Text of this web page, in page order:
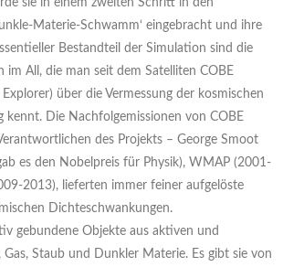
sie in einem zweiten Schritt in den
Materie-Schwamm‘ eingebracht und ihre
Bestandteil der Simulation sind die
im All, die man seit dem Satelliten COBE
über die Vermessung der kosmischen
kennt. Die Nachfolgemissionen von COBE
des Projekts – George Smoot
es den Nobelpreis für Physik), WMAP (2001-
2013), lieferten immer feiner aufgelöste
Dichteschwankungen.
gebundene Objekte aus aktiven und
Gas, Staub und Dunkler Materie. Es gibt sie von